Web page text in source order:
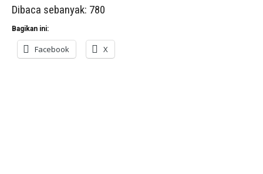
Dibaca sebanyak: 780
Bagikan ini:
Facebook X